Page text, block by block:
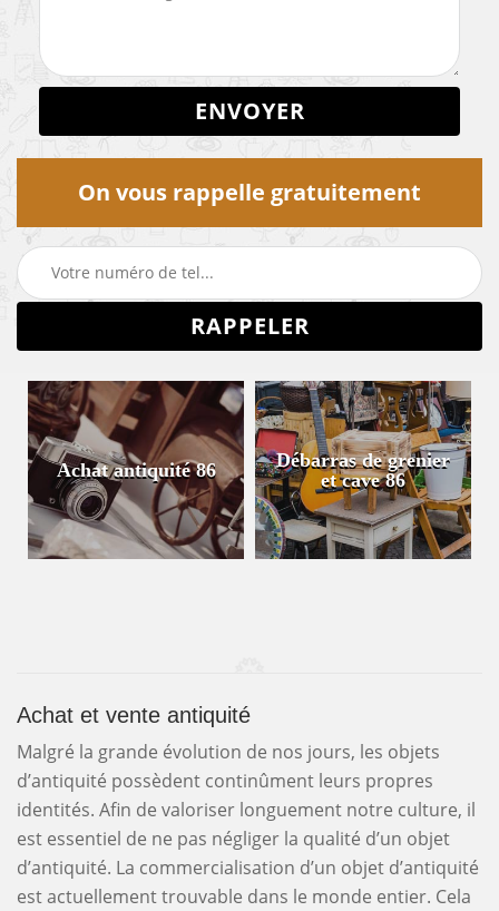
On vous rappelle gratuitement
Achat antiquité 86
Débarras de grenier
et cave 86
Achat et vente antiquité
Malgré la grande évolution de nos jours, les objets
d’antiquité possèdent continûment leurs propres
identités. Afin de valoriser longuement notre culture, il
est essentiel de ne pas négliger la qualité d’un objet
d’antiquité. La commercialisation d’un objet d’antiquité
est actuellement trouvable dans le monde entier. Cela